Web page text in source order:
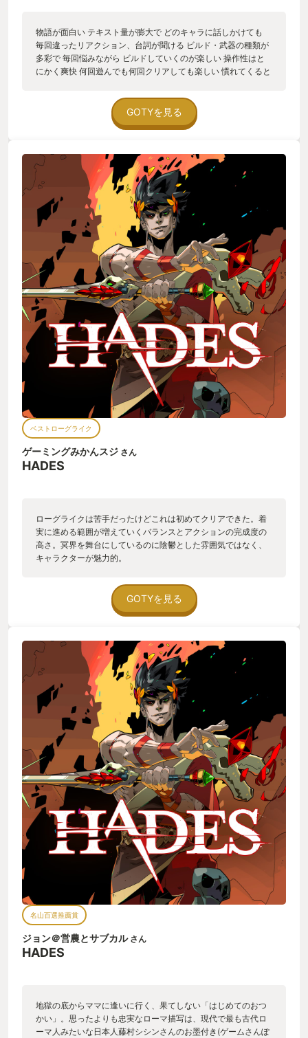
物語が面白い テキスト量が膨大で どのキャラに話しかけても
毎回違ったリアクション、台詞が聞ける ビルド・武器の種類が
多彩で 毎回悩みながら ビルドしていくのが楽しい 操作性はと
にかく爽快 何回遊んでも何回クリアしても楽しい 慣れてくると
けたら取りあえず ハデスを1周クリアしてから 別のゲームを遊
ぶ位に今でもハマッていますGOTYを見る
ベストローグライク
ゲーミングみかんスジ さん
HADES
ローグライクは苦手だったけどこれは初めてクリアできた。着
実に進める範囲が増えていくバランスとアクションの完成度の
高さ。冥界を舞台にしているのに陰鬱とした雰囲気ではなく、
キャラクターが魅力的。
GOTYを見る
名山百選推薦賞
ジョン＠営農とサブカルさん
HADES
地獄の底からママに逢いに行く、果てしない「はじめてのおつ
かい」。思ったよりも忠実なローマ描写は、現代で最も古代ロ
ーマ人みたいな日本人藤村シシンさんのお墨付き(ゲームさんぽ